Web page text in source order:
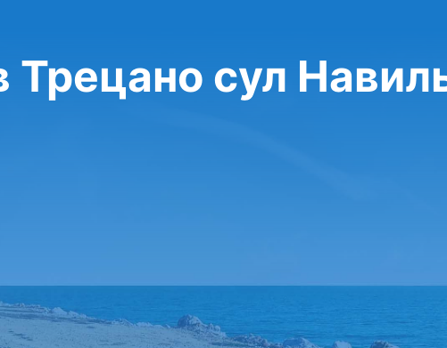
Трецано сул